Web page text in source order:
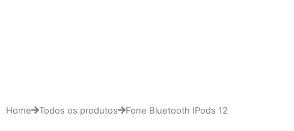
Home Todos os produtos Fone Bluetooth IPods 12